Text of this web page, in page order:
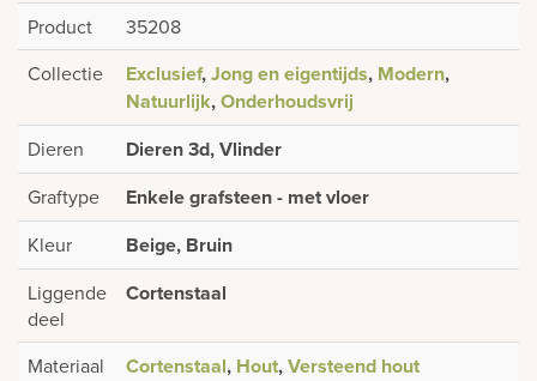
Product
35208
Collectie
Exclusief,Jong en eigentijds, Modern,
Natuurlijk,Onderhoudsvrij
Dieren Dieren 3d, Vlinder
Graftype Enkele grafsteen - met vloer
Kleur Beige, Bruin
Liggende
deel
Cortenstaal
Materiaal Cortenstaal, Hout,Versteend hout